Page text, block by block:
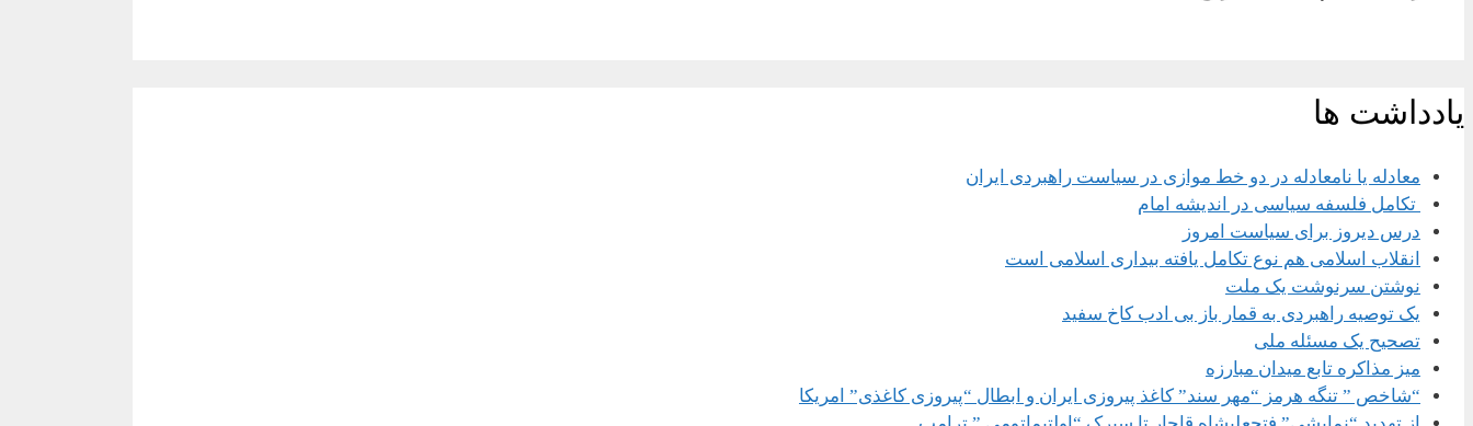
یادداشت ها
معادله یا نامعادله در دو خط موازی در سیاست راهبردی ایران
تکامل فلسفه سیاسی در اندیشه امام
درس دیروز برای سیاست امروز
انقلاب اسلامی هم نوع تکامل یافته بیداری اسلامی است
نوشتن سرنوشت یک ملت
یک توصیه راهبردی به قمار باز بی ادب کاخ سفید
تصحیح یک مسئله ملی
میز مذاکره تابع میدان مبارزه
“شاخص ” تنگه هرمز “مهر سند” کاغذ پیروزی ایران و ابطال “پیروزی کاغذی” امریکا